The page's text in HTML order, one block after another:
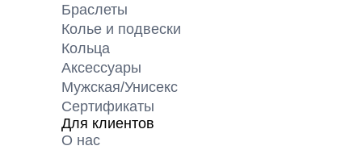
Браслеты
Колье и подвески
Кольца
Аксессуары
Мужская/Унисекс
Сертификаты
Для клиентов
О нас